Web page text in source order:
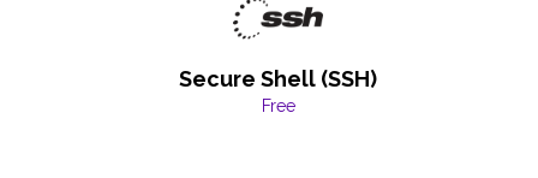
Secure Shell (SSH)
Free